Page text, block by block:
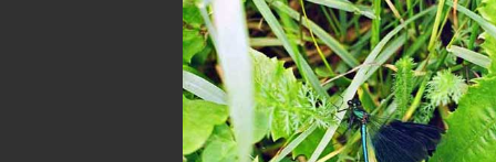
Виртуальные
выставки
(фотоальбомы)